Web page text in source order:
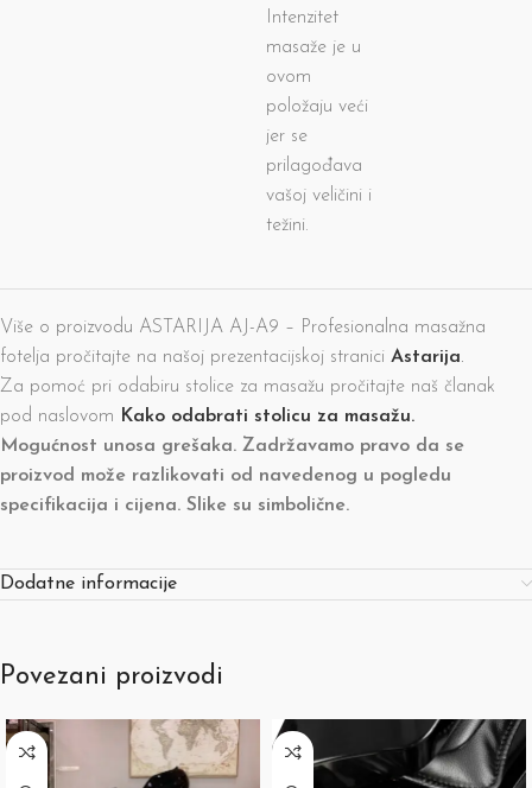
Intenzitet
masaže je u
ovom
položaju veći
jer se
prilagođava
vašoj veličini i
težini.
Više o proizvodu ASTARIJA AJ-A9 – Profesionalna masažna
fotelja pročitajte na našoj prezentacijskoj stranici Astarija.
Za pomoć pri odabiru stolice za masažu pročitajte naš članak
pod naslovom Kako odabrati stolicu za masažu.
Mogućnost unosa grešaka. Zadržavamo pravo da se
proizvod može razlikovati od navedenog u pogledu
specifikacija i cijena. Slike su simbolične.
Dodatne informacije
Povezani proizvodi